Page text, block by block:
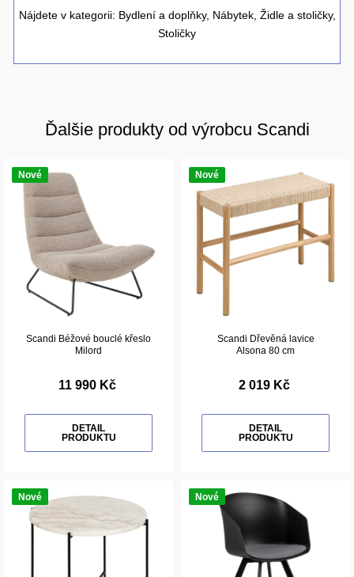
Nájdete v kategorii: Bydlení a doplňky, Nábytek, Židle a stoličky,
Stoličky
Ďalšie produkty od výrobcu Scandi
Nové
Scandi Béžové bouclé křeslo
Milord
11 990 Kč
DETAIL
PRODUKTU
Nové
Scandi Dřevěná lavice
Alsona 80 cm
2 019 Kč
DETAIL
PRODUKTU
Nové Nové